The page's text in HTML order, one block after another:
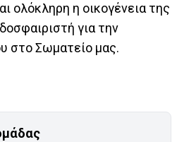
ολόκληρη η οικογένεια της
για την
στο Σωματείο μας.